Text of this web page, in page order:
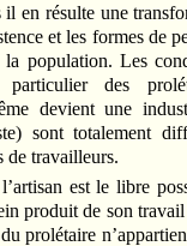
en résulte une
et les formes de
la population. Les
des
devient une
sont totalement
de travailleurs.
est le libre
produit de son
prolétaire